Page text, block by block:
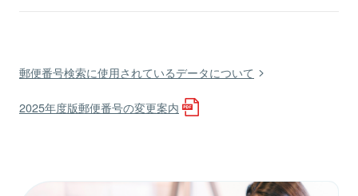
郵便番号検索に使用されているデータについて
2025年度版郵便番号の変更案内